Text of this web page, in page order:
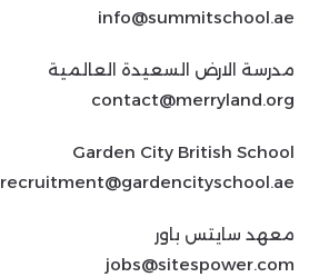
info@summitschool.ae
مدرسة الارض السعيدة العالمية
contact@merryland.org
Garden City British School
recruitment@gardencityschool.ae
معهد سايتس باور
jobs@sitespower.com